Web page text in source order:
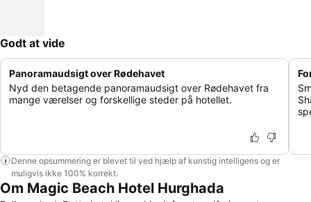
Godt at vide
Panoramaudsigt over Rødehavet
Nyd den betagende panoramaudsigt over Rødehavet fra
mange værelser og forskellige steder på hotellet.
Denne opsummering er blevet til ved hjælp af kunstig intelligens og er
muligvis ikke 100% korrekt.
Om Magic Beach Hotel Hurghada